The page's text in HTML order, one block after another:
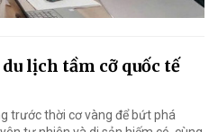
lịch tầm cỡ quốc tế
trước thời cơ vàng để bứt phá